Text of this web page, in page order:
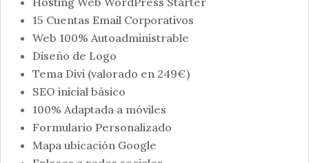
15 Cuentas Email Corporativos
Web 100% Autoadministrable
Diseño de Logo
Tema Divi (valorado en 249€)
SEO inicial básico
100% Adaptada a móviles
Formulario Personalizado
Mapa ubicación Google